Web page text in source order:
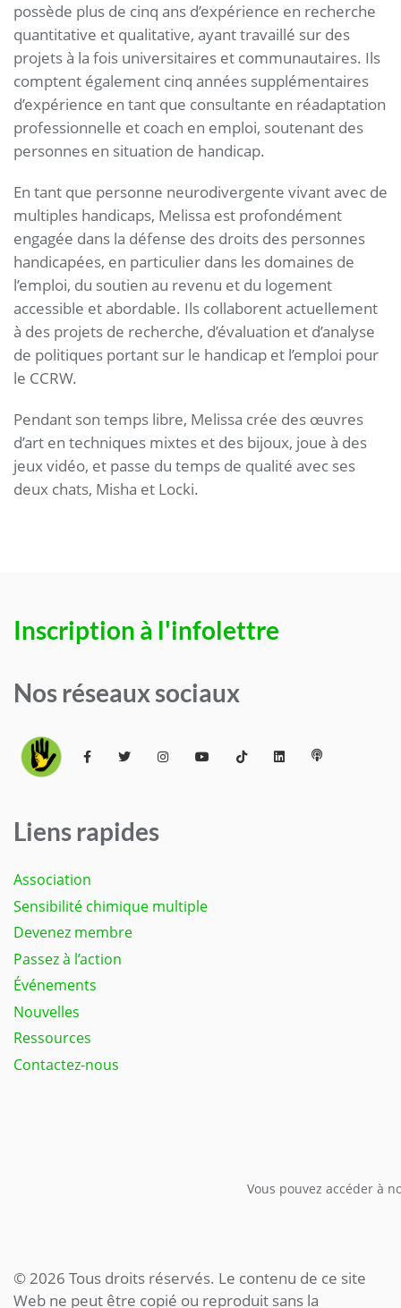
possède plus de cinq ans d’expérience en recherche
quantitative et qualitative, ayant travaillé sur des
projets à la fois universitaires et communautaires. Ils
comptent également cinq années supplémentaires
d’expérience en tant que consultante en réadaptation
professionnelle et coach en emploi, soutenant des
personnes en situation de handicap.
En tant que personne neurodivergente vivant avec de
multiples handicaps, Melissa est profondément
engagée dans la défense des droits des personnes
handicapées, en particulier dans les domaines de
l’emploi, du soutien au revenu et du logement
accessible et abordable. Ils collaborent actuellement
à des projets de recherche, d’évaluation et d’analyse
de politiques portant sur le handicap et l’emploi pour
le CCRW.
Pendant son temps libre, Melissa crée des œuvres
d’art en techniques mixtes et des bijoux, joue à des
jeux vidéo, et passe du temps de qualité avec ses
deux chats, Misha et Locki.
Inscription à l'infolettre
Nos réseaux sociaux
Liens rapides
Association
Sensibilité chimique multiple
Devenez membre
Passez à l’action
Événements
Nouvelles
Ressources
Contactez-nous
Vous pouvez accéder à
© 2026 Tous droits réservés. Le contenu de ce site
Web ne peut être copié ou reproduit sans la